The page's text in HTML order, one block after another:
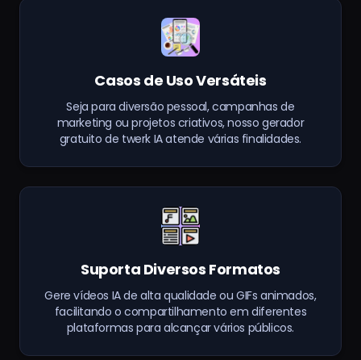
Casos de Uso Versáteis
Seja para diversão pessoal, campanhas de
marketing ou projetos criativos, nosso gerador
gratuito de twerk IA atende várias finalidades.
Suporta Diversos Formatos
Gere vídeos IA de alta qualidade ou GIFs animados,
facilitando o compartilhamento em diferentes
plataformas para alcançar vários públicos.